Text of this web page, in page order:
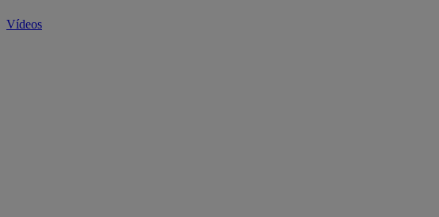
Vídeos